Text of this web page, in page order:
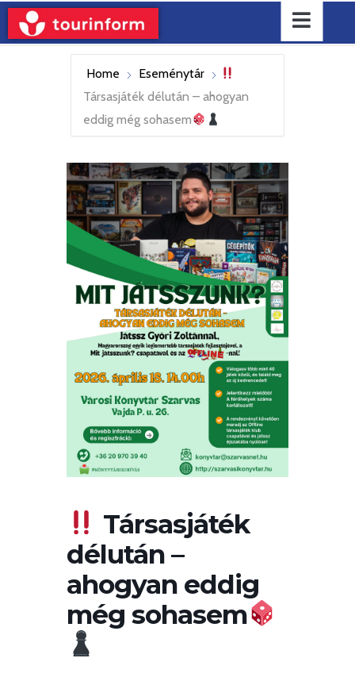
Home
Eseménytár
Társasjáték délután – ahogyan
eddig még sohasem
Társasjáték
délután –
ahogyan eddig
még sohasem